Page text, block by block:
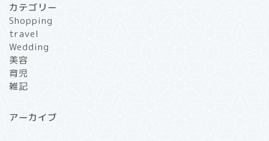
カテゴリー
Shopping
travel
Wedding
美容
育児
雑記
アーカイブ